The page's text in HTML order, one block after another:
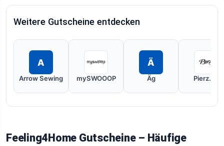
Weitere Gutscheine entdecken
A
Arrow Sewing mySWOOOP
Ä
Äg Pierz.de
Feeling4Home Gutscheine – Häufige